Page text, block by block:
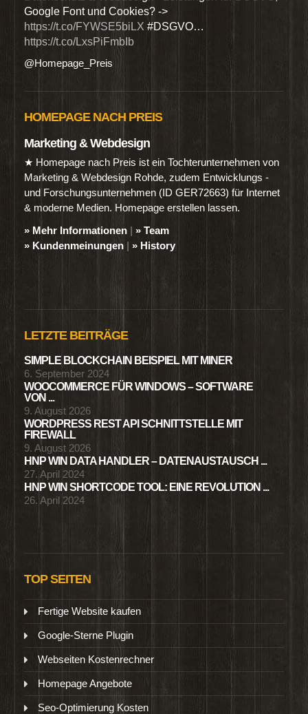
Google Font und Cookies? ->
https://t.co/FYWSE5biLX #DSGVO…
https://t.co/LxsPiFmbIb
@Homepage_Preis
HOMEPAGE NACH PREIS
Marketing & Webdesign
★ Homepage nach Preis ist ein Tochterunternehmen von
Marketing & Webdesign Rohde, zudem Entwicklungs -
und Forschungsunternehmen (ID GER72663) für Internet
& moderne Medien. Homepage erstellen lassen.
» Mehr Informationen | » Team
» Kundenmeinungen | » History
LETZTE BEITRÄGE
SIMPLE BLOCKCHAIN BEISPIEL MIT MINER
6. September 2024
WOOCOMMERCE FÜR WINDOWS – SOFTWARE
VON ...
9. August 2026
WORDPRESS REST API SCHNITTSTELLE MIT
FIREWALL
9. August 2026
HNP WIN DATA HANDLER – DATENAUSTAUSCH ...
27. April 2024
HNP WIN SHORTCODE TOOL: EINE REVOLUTION ...
26. April 2024
TOP SEITEN
Fertige Website kaufen
Google-Sterne Plugin
Webseiten Kostenrechner
Homepage Angebote
Seo-Optimierung Kosten